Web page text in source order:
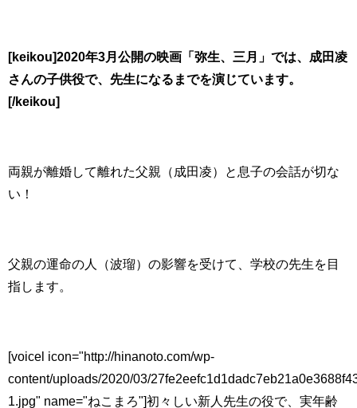
[keikou]2020年3月公開の映画「弥生、三月」では、成田凌
さんの子供役で、先生になるまでを演じています。
[/keikou]
両親が離婚して離れた父親（成田凌）と息子の会話が切な
い！
父親の運命の人（波瑠）の影響を受けて、学校の先生を目
指します。
[voicel icon="http://hinanoto.com/wp-
content/uploads/2020/03/
1.jpg" name="ねこまろ"]初々しい新人先生の役で、実年齢